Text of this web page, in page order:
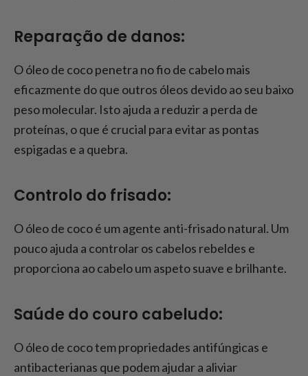
Reparação de danos:
O óleo de coco penetra no fio de cabelo mais
eficazmente do que outros óleos devido ao seu baixo
peso molecular. Isto ajuda a reduzir a perda de
proteínas, o que é crucial para evitar as pontas
espigadas e a quebra.
Controlo do frisado:
O óleo de coco é um agente anti-frisado natural. Um
pouco ajuda a controlar os cabelos rebeldes e
proporciona ao cabelo um aspeto suave e brilhante.
Saúde do couro cabeludo:
O óleo de coco tem propriedades antifúngicas e
antibacterianas que podem ajudar a aliviar